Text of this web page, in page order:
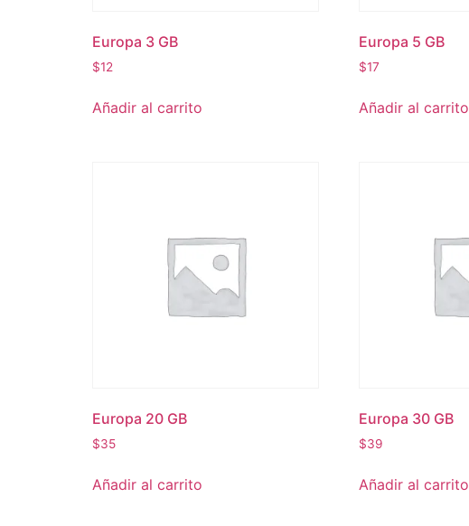
Europa 3 GB
$12
Añadir al carrito
Europa 5 GB
$17
Añadir al carrito
Europa 20 GB
$35
Añadir al carrito
Europa 30 GB
$39
Añadir al carrito